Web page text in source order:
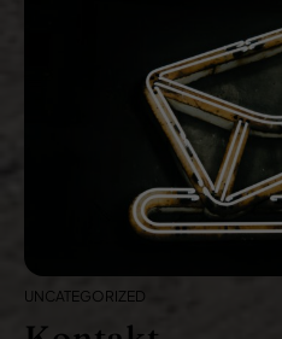
UNCATEGORIZED